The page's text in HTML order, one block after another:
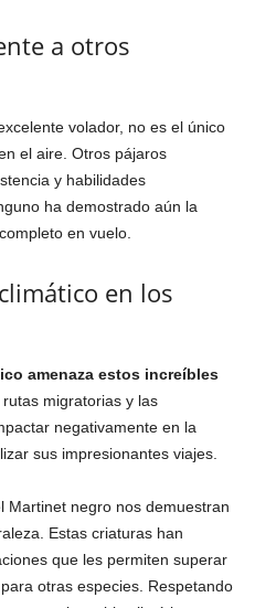
a otros
volador, no es el único
el aire. Otros pájaros
y habilidades
ha demostrado aún la
en vuelo.
en los
amenaza estos increíbles
rutas migratorias y las
negativamente en la
sus impresionantes viajes.
Martinet negro nos demuestran
Estas criaturas han
que les permiten superar
otras especies. Respetando